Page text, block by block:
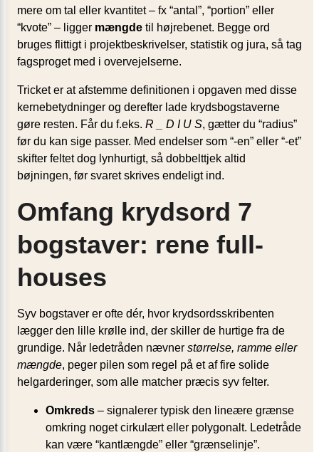
mere om tal eller kvantitet – fx “antal”, “portion” eller
“kvote” – ligger mængde til højrebenet. Begge ord
bruges flittigt i projektbeskrivelser, statistik og jura, så tag
fagsproget med i overvejelserne.
Tricket er at afstemme definitionen i opgaven med disse
kernebetydninger og derefter lade krydsbogstaverne
gøre resten. Får du f.eks. R _ D I U S, gætter du “radius”
før du kan sige passer. Med endelser som “-en” eller “-et”
skifter feltet dog lynhurtigt, så dobbelttjek altid
bøjningen, før svaret skrives endeligt ind.
Omfang krydsord 7
bogstaver: rene full-
houses
Syv bogstaver er ofte dér, hvor krydsordsskribenten
lægger den lille krølle ind, der skiller de hurtige fra de
grundige. Når ledetråden nævner størrelse, ramme eller
mængde, peger pilen som regel på et af fire solide
helgarderinger, som alle matcher præcis syv felter.
Omkreds – signalerer typisk den lineære grænse
omkring noget cirkulært eller polygonalt. Ledetråde
kan være “kantlængde” eller “grænselinje”.